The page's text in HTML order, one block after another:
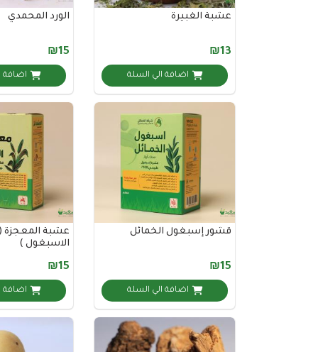
عشبة الغبيرة
₪13
اضافة الي السلة
الورد المحمدي
₪15
اضافة
قشور إسبغول الخمائل
₪15
اضافة الي السلة
عشبة المعجزة
الاسبغول )
₪15
اضافة